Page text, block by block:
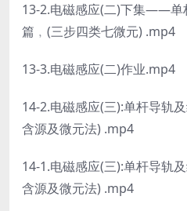
13-2.电磁感应(二)下集——单
篇﹐(三步四类七微元) .mp4
13-3.电磁感应(二)作业.mp4
14-2.电磁感应(三):单杆导轨
含源及微元法) .mp4
14-1.电磁感应(三):单杆导轨
含源及微元法) .mp4